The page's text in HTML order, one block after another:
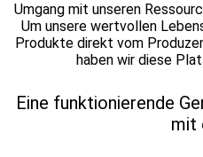
Umgang mit unseren
Um unsere wertvollen
Produkte direkt vom
haben wir diese
Eine funktionierende
mit